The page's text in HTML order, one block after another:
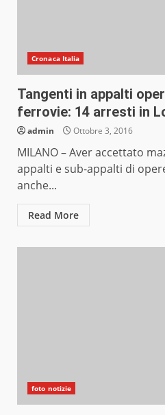
Cronaca Italia
Tangenti in appalti
ferrovie: 14 arresti in
admin Ottobre 3, 2016
MILANO – Aver accettato
appalti e sub-appalti di
anche...
Read More
foto notizie